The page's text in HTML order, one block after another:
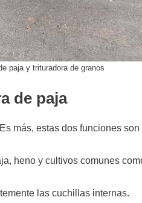
paja y trituradora de granos
de paja
más, estas dos funciones
heno y cultivos comunes
las cuchillas internas.